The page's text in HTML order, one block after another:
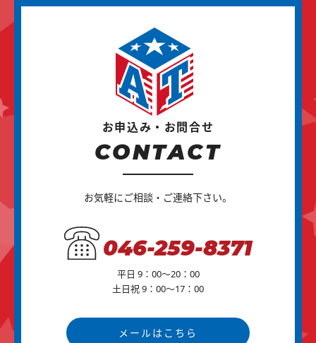
お申込み・お問合せ
CONTACT
お気軽にご相談・ご連絡下さい。
046-259-8371
平日 9：00～20：00
土日祝 9：00～17：00
メールはこちら